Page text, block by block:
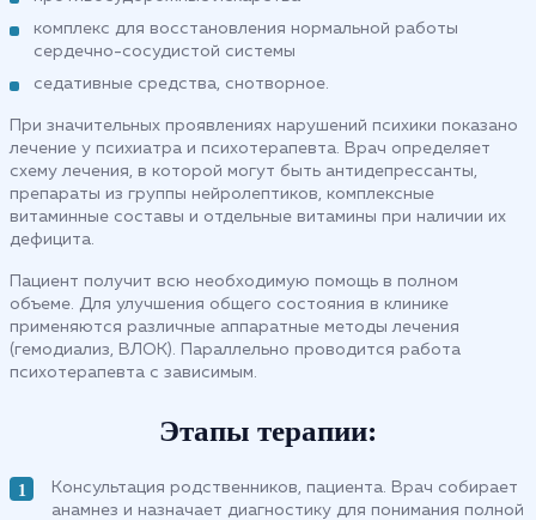
комплекс для восстановления нормальной работы
сердечно-сосудистой системы
седативные средства, снотворное.
При значительных проявлениях нарушений психики показано
лечение у психиатра и психотерапевта. Врач определяет
схему лечения, в которой могут быть антидепрессанты,
препараты из группы нейролептиков, комплексные
витаминные составы и отдельные витамины при наличии их
дефицита.
Пациент получит всю необходимую помощь в полном
объеме. Для улучшения общего состояния в клинике
применяются различные аппаратные методы лечения
(гемодиализ, ВЛОК). Параллельно проводится работа
психотерапевта с зависимым.
Этапы терапии:
Консультация родственников, пациента. Врач собирает
анамнез и назначает диагностику для понимания полной